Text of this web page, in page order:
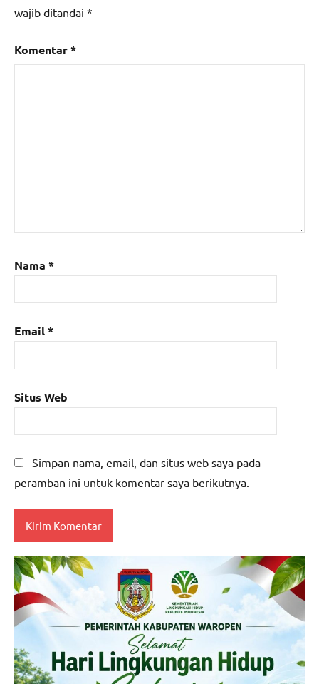
wajib ditandai *
Komentar*
Nama *
Email*
Situs Web
Simpan nama, email, dan situs web saya pada
peramban ini untuk komentar saya berikutnya.